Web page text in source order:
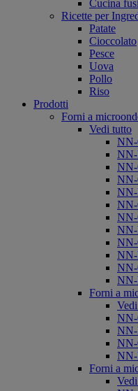
Cucina
Ricette per
Patate
Cioccolato
Pesce
Uova
Pollo
Riso
Prodotti
Forni a
Vedi tutto
NN-
NN-
NN-
Forni a
NN-
Forni a